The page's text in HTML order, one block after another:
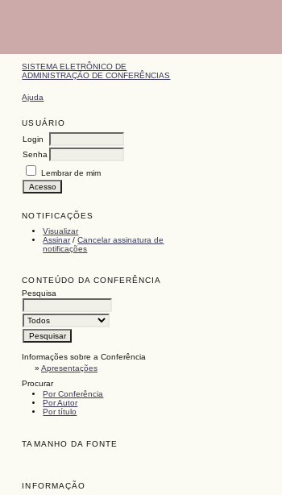
SISTEMA ELETRÔNICO DE
ADMINISTRAÇÃO DE CONFERÊNCIAS
Ajuda
USUÁRIO
Login
Senha
Lembrar de mim
NOTIFICAÇÕES
Visualizar
Assinar/Cancelar assinatura de
notificações
CONTEÚDO DA CONFERÊNCIA
Pesquisa
Informações sobre a Conferência
»Apresentações
Procurar
Por Conferência
Por Autor
Por título
TAMANHO DA FONTE
INFORMAÇÃO